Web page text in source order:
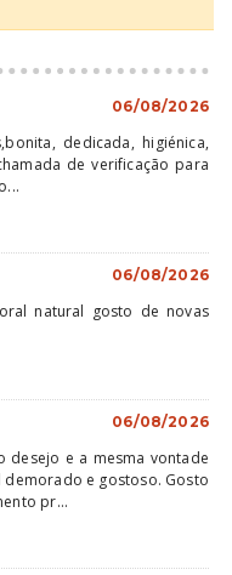
06/08/2026
dedicada, higiénica,
de verificação para
06/08/2026
natural gosto de novas
06/08/2026
desejo e a mesma vontade
demorado e gostoso. Gosto
pr...